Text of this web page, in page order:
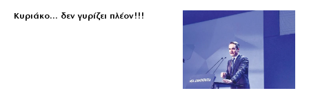
Κυριάκο… δεν γυρίζει πλέον!!!